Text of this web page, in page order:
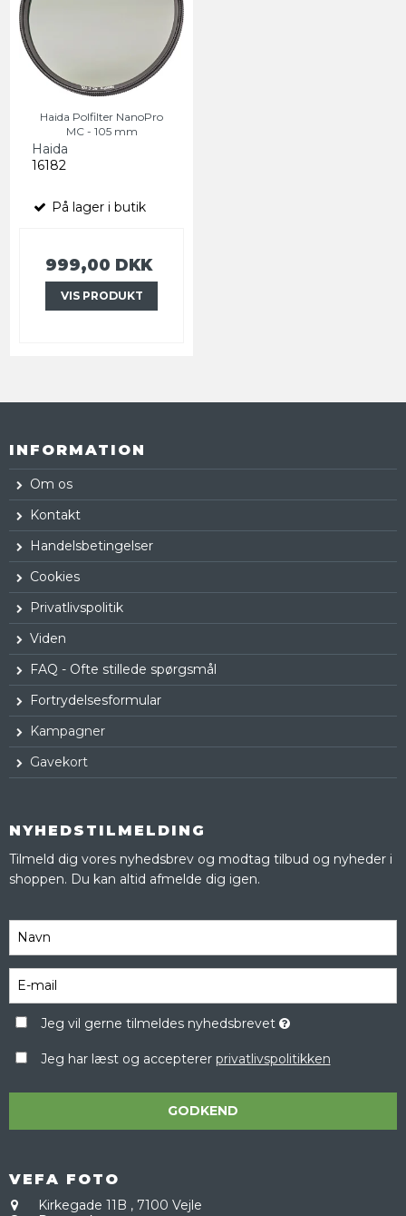
Haida Polfilter NanoPro
MC - 105 mm
Haida
16182
På lager i butik
999,00 DKK
VIS PRODUKT
INFORMATION
Om os
Kontakt
Handelsbetingelser
Cookies
Privatlivspolitik
Viden
FAQ - Ofte stillede spørgsmål
Fortrydelsesformular
Kampagner
Gavekort
NYHEDSTILMELDING
Tilmeld dig vores nyhedsbrev og modtag tilbud og nyheder i
shoppen. Du kan altid afmelde dig igen.
Jeg vil gerne tilmeldes nyhedsbrevet
Jeg har læst og accepterer privatlivspolitikken
GODKEND
VEFA FOTO
Kirkegade 11B , 7100 Vejle